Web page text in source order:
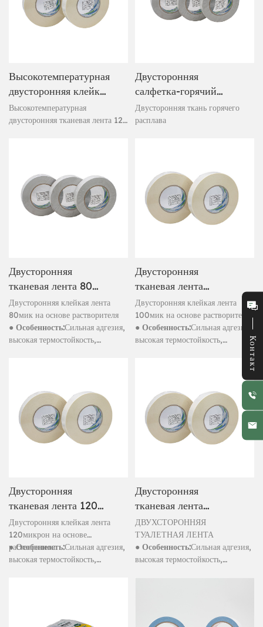
Высокотемпературная
двусторонняя клейкая
лента толщиной 120
мкм
Высокотемпературная
двусторонняя тканевая лента 120
Двусторонняя
салфетка-горячий
клей
Двусторонняя ткань горячего
расплава
Двусторонняя
тканевая лента 80
мкм на основе
растворителя
Двусторонняя клейкая лента
80мик на основе растворителя
● Особенность:Сильная адгезия,
высокая термостойкость,
водонепроницаемость
Двусторонняя
тканевая лента
толщиной 100 мкм
на основе
растворителя
Двусторонняя клейкая лента
100мик на основе растворителя
● Особенность:Сильная адгезия,
высокая термостойкость,
водонепроницаемость
Двусторонняя
тканевая лента 120
мкм на основе
растворителя
Двусторонняя клейкая лента
120микрон на основе
растворителя
● Особенность:Сильная адгезия,
высокая термостойкость,
Двусторонняя
тканевая лента
толщиной 150 мкм на
основе растворителя
ДВУХСТОРОННЯЯ
ТУАЛЕТНАЯ ЛЕНТА
● Особенность:Сильная адгезия,
высокая термостойкость,
Контакт